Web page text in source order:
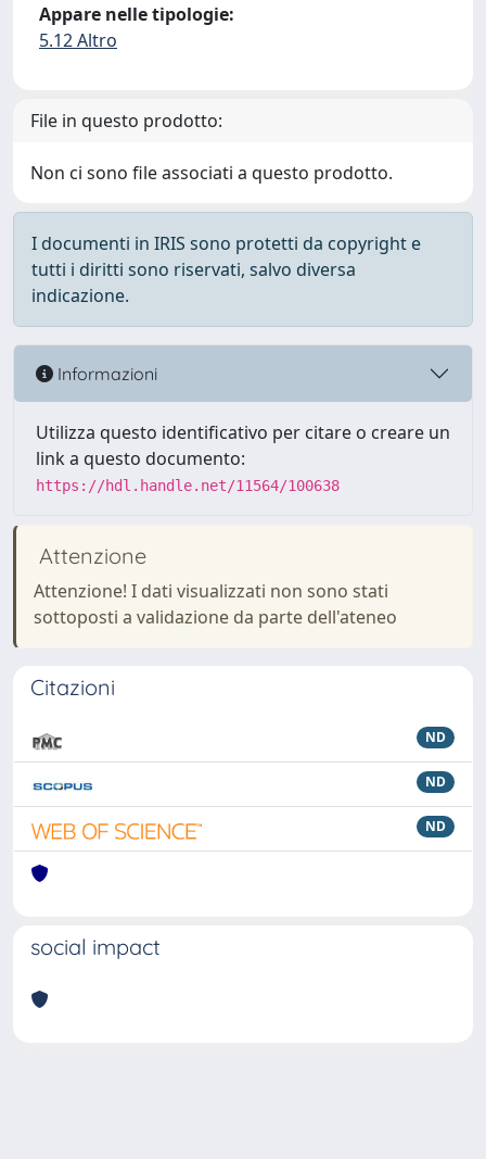
Appare nelle tipologie:
5.12 Altro
File in questo prodotto:
Non ci sono file associati a questo prodotto.
I documenti in IRIS sono protetti da copyright e
tutti i diritti sono riservati, salvo diversa
indicazione.
Informazioni
Utilizza questo identificativo per citare o creare un
link a questo documento:
https://hdl.handle.net/11564/100638
Attenzione
Attenzione! I dati visualizzati non sono stati
sottoposti a validazione da parte dell'ateneo
Citazioni
ND
ND
ND
social impact